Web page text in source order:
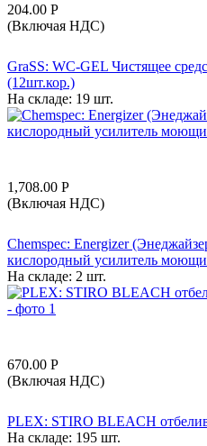
204.00 Р
(Включая НДС)
GraSS: WC-GEL Чистящее
(12шт.кор.)
На складе: 19 шт.
1,708.00 Р
(Включая НДС)
Chemspec: Energizer
кислородный усилитель
На складе: 2 шт.
670.00 Р
(Включая НДС)
PLEX: STIRO BLEACH
На складе: 195 шт.